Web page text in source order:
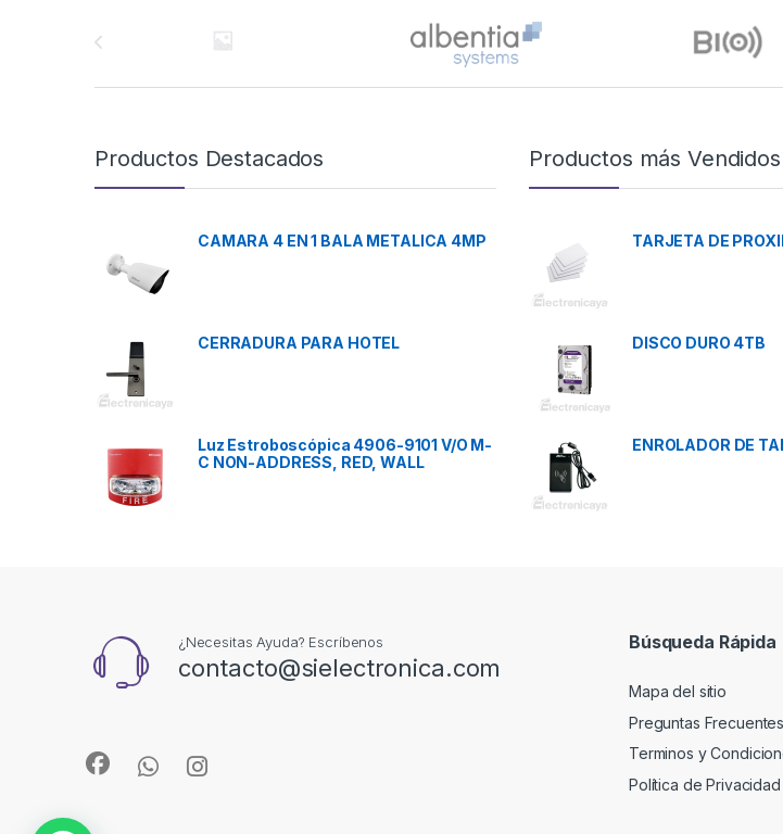
Productos Destacados
CAMARA 4 EN 1 BALA METALICA 4MP
CERRADURA PARA HOTEL
Luz Estroboscópica 4906-9101 V/O M-
C NON-ADDRESS, RED, WALL
Productos más Vendidos
TARJETA DE
DISCO DURO 4TB
ENROLADOR DE
¿Necesitas Ayuda? Escríbenos
contacto@sielectronica.com
Búsqueda Rápida
Mapa del sitio
Preguntas Frecuentes
Terminos y
Política de Privacidad